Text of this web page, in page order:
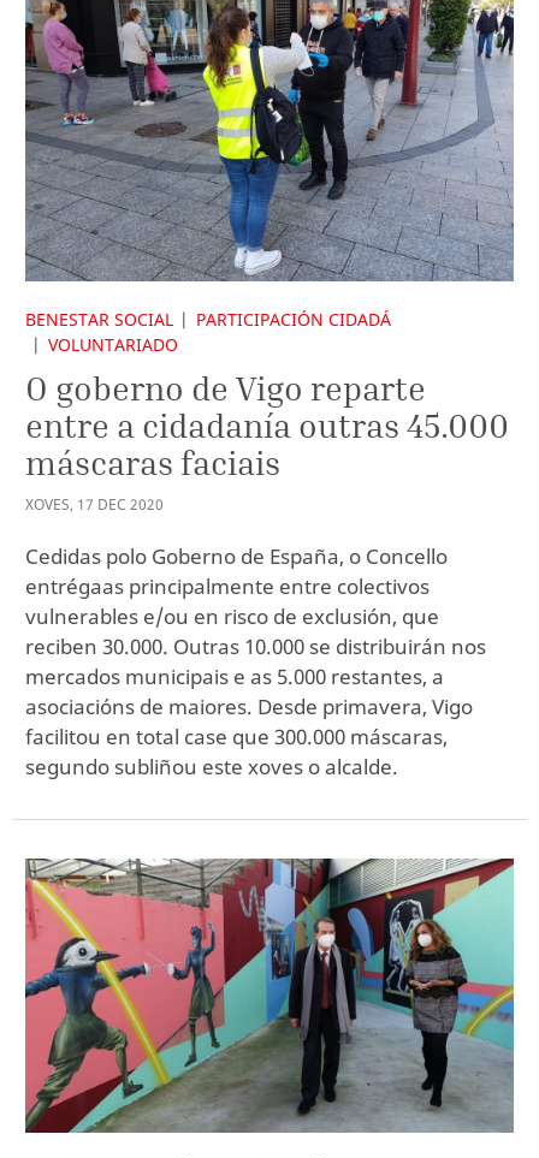
BENESTAR SOCIAL
PARTICIPACIÓN CIDADÁ
VOLUNTARIADO
O goberno de Vigo reparte
entre a cidadanía outras 45.000
máscaras faciais
XOVES, 17 DEC 2020
Cedidas polo Goberno de España, o Concello
entrégaas principalmente entre colectivos
vulnerables e/ou en risco de exclusión, que
reciben 30.000. Outras 10.000 se distribuirán nos
mercados municipais e as 5.000 restantes, a
asociacións de maiores. Desde primavera, Vigo
facilitou en total case que 300.000 máscaras,
segundo subliñou este xoves o alcalde.